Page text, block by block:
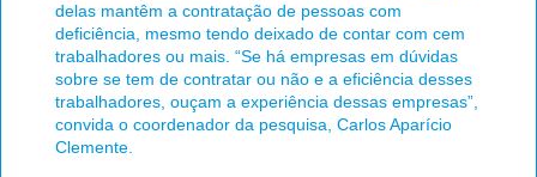
delas mantêm a contratação de pessoas com
deficiência, mesmo tendo deixado de contar com cem
trabalhadores ou mais. “Se há empresas em dúvidas
sobre se tem de contratar ou não e a eficiência desses
trabalhadores, ouçam a experiência dessas empresas”,
convida o coordenador da pesquisa, Carlos Aparício
Clemente.